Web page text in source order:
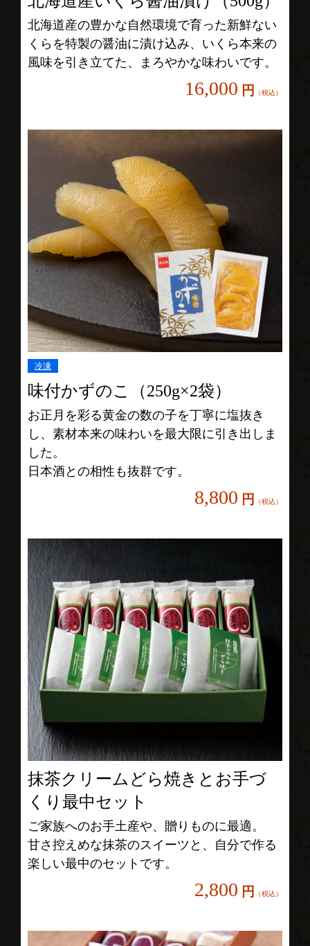
北海道産の豊かな自然環境で育った新鮮ない
くらを特製の醤油に漬け込み、いくら本来の
風味を引き立てた、まろやかな味わいです。
16,000 円 （税込）
冷凍
味付かずのこ（250g×2袋）
お正月を彩る黄金の数の子を丁寧に塩抜き
し、素材本来の味わいを最大限に引き出しま
した。
日本酒との相性も抜群です。
8,800 円 （税込）
抹茶クリームどら焼きとお手づ
くり最中セット
ご家族へのお手土産や、贈りものに最適。
甘さ控えめな抹茶のスイーツと、自分で作る
楽しい最中のセットです。
2,800 円 （税込）
お買い物を続ける カートへ進む